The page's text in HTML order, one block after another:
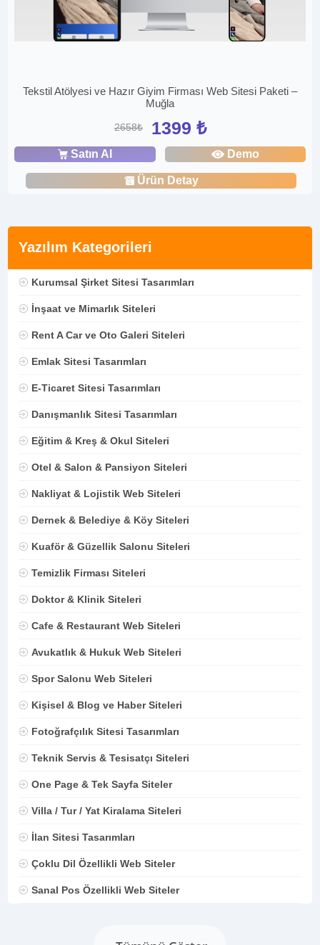
Yazılım Kategorileri
Kurumsal Şirket Sitesi Tasarımları
İnşaat ve Mimarlık Siteleri
Rent A Car ve Oto Galeri Siteleri
Emlak Sitesi Tasarımları
E-Ticaret Sitesi Tasarımları
Danışmanlık Sitesi Tasarımları
Eğitim & Kreş & Okul Siteleri
Otel & Salon & Pansiyon Siteleri
Nakliyat & Lojistik Web Siteleri
Dernek & Belediye & Köy Siteleri
Kuaför & Güzellik Salonu Siteleri
Temizlik Firması Siteleri
Doktor & Klinik Siteleri
Cafe & Restaurant Web Siteleri
Avukatlık & Hukuk Web Siteleri
Spor Salonu Web Siteleri
Kişisel & Blog ve Haber Siteleri
Fotoğrafçılık Sitesi Tasarımları
Teknik Servis & Tesisatçı Siteleri
One Page & Tek Sayfa Siteler
Villa / Tur / Yat Kiralama Siteleri
İlan Sitesi Tasarımları
Çoklu Dil Özellikli Web Siteler
Sanal Pos Özellikli Web Siteler
Tekstil Atölyesi ve Hazır Giyim Firması Web Sitesi Paketi –
Muğla
2658₺ 1399 ₺
Satın Al Demo
Ürün Detay